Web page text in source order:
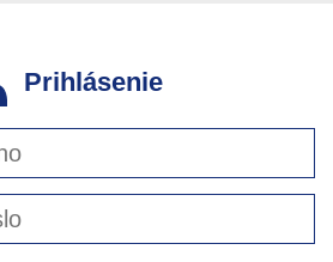
Prihlásenie